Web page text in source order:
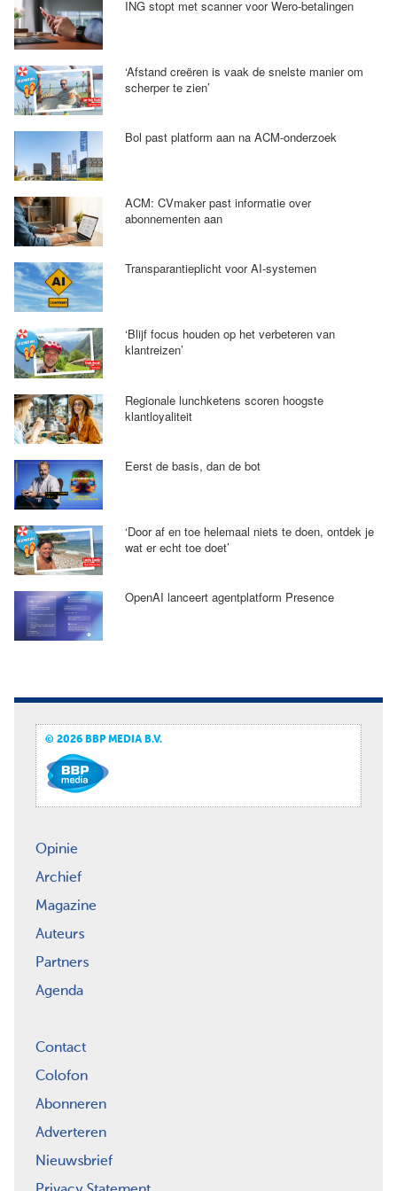
ING stopt met scanner voor Wero-betalingen
‘Afstand creëren is vaak de snelste manier om
scherper te zien’
Bol past platform aan na ACM-onderzoek
ACM: CVmaker past informatie over
abonnementen aan
Transparantieplicht voor AI-systemen
‘Blijf focus houden op het verbeteren van
klantreizen’
Regionale lunchketens scoren hoogste
klantloyaliteit
Eerst de basis, dan de bot
‘Door af en toe helemaal niets te doen, ontdek je
wat er echt toe doet’
OpenAI lanceert agentplatform Presence
© 2026 BBP MEDIA B.V.
Opinie
Archief
Magazine
Auteurs
Partners
Agenda
Contact
Colofon
Abonneren
Adverteren
Nieuwsbrief